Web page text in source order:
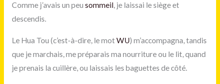
Comme j’avais un peu sommeil, je laissai le siège et
descendis.
Le Hua Tou (c’est-à-dire, le motWU) m’accompagna, tandis
que je marchais, me préparais ma nourriture ou le lit, quand
je prenais la cuillère, ou laissais les baguettes de côté.